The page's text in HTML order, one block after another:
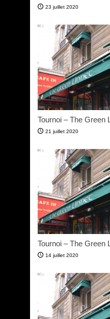
23 juillet 2020
Tournoi – The Green
21 juillet 2020
Tournoi – The Green
14 juillet 2020